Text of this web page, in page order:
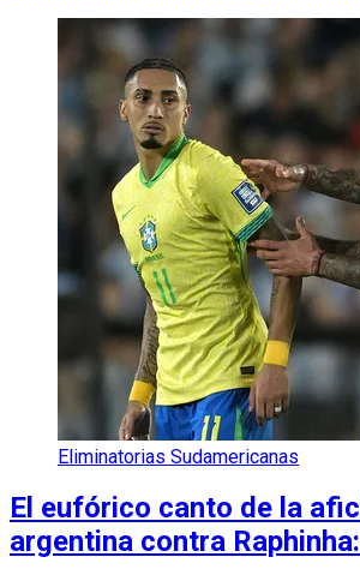
Eliminatorias Sudamericanas
El eufórico canto de la
argentina contra